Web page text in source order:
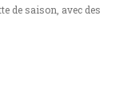
de saison, avec des